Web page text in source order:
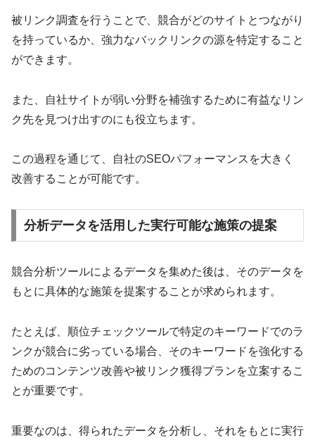
被リンク調査を行うことで、競合がどのサイトとつながり
を持っているか、強力なバックリンクの源を特定すること
ができます。
また、自社サイトが弱い分野を補強するために有益なリン
ク先を見つけ出すのにも役立ちます。
この過程を通じて、自社のSEOパフォーマンスを大きく
改善することが可能です。
分析データを活用した実行可能な施策の提案
競合分析ツールによるデータを集めた後は、そのデータを
もとに具体的な施策を提案することが求められます。
たとえば、順位チェックツールで特定のキーワードでのラ
ンクが競合に劣っている場合、そのキーワードを強化する
ためのコンテンツ改善や被リンク獲得プランを立案するこ
とが重要です。
重要なのは、得られたデータを分析し、それをもとに実行